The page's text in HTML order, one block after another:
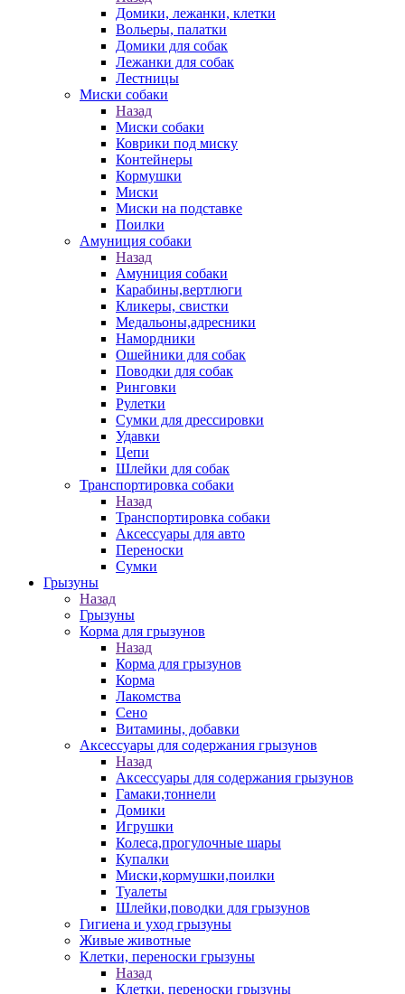
Домики, лежанки, клетки
Вольеры, палатки
Домики для собак
Лежанки для собак
Лестницы
Миски собаки
Назад
Миски собаки
Коврики под миску
Контейнеры
Кормушки
Миски
Миски на подставке
Поилки
Амуниция собаки
Назад
Амуниция собаки
Карабины,вертлюги
Кликеры, свистки
Медальоны,адресники
Намордники
Ошейники для собак
Поводки для собак
Ринговки
Рулетки
Сумки для дрессировки
Удавки
Цепи
Шлейки для собак
Транспортировка собаки
Назад
Транспортировка собаки
Аксессуары для авто
Переноски
Сумки
Грызуны
Назад
Грызуны
Корма для грызунов
Назад
Корма для грызунов
Корма
Лакомства
Сено
Витамины, добавки
Аксессуары для содержания грызунов
Назад
Аксессуары для содержания грызунов
Гамаки,тоннели
Домики
Игрушки
Колеса,прогулочные шары
Купалки
Миски,кормушки,поилки
Туалеты
Шлейки,поводки для грызунов
Гигиена и уход грызуны
Живые животные
Клетки, переноски грызуны
Назад
Клетки, переноски грызуны